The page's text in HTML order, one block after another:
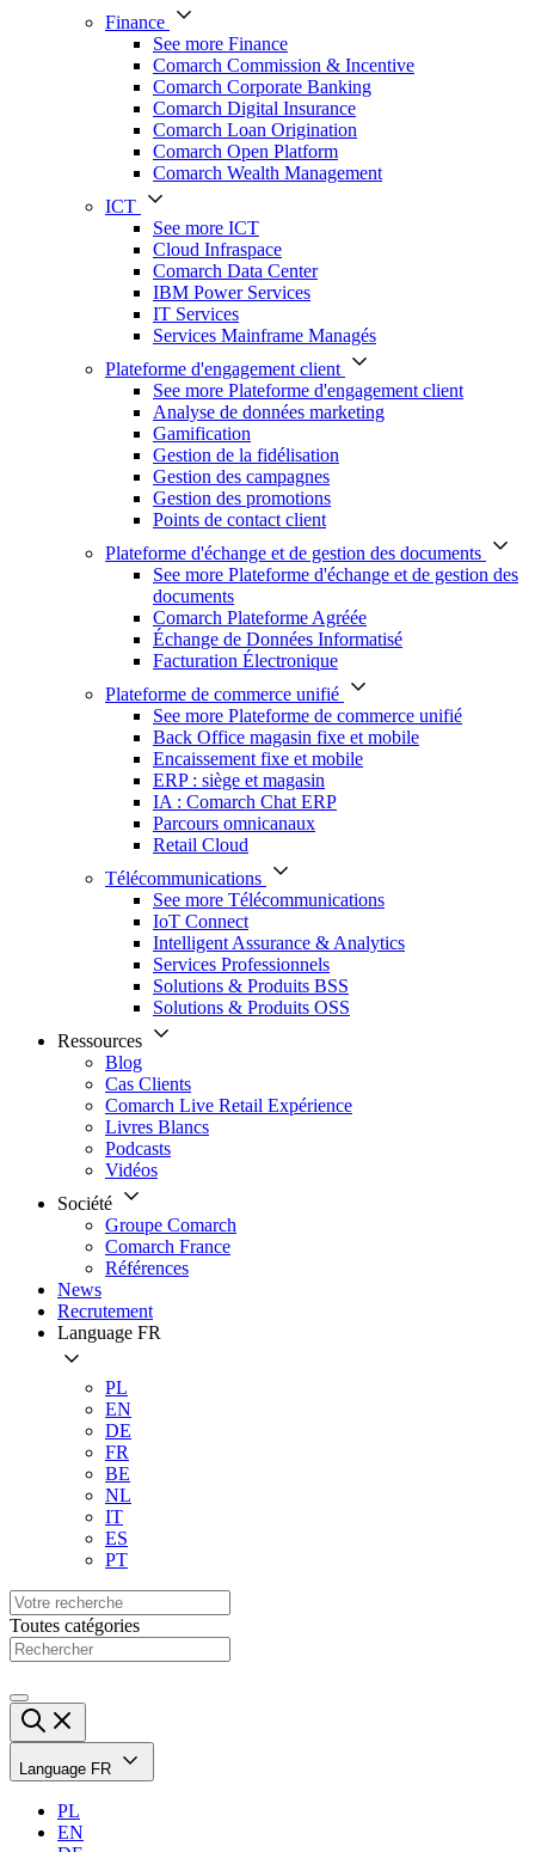
Finance
See more Finance
Comarch Commission & Incentive
Comarch Corporate Banking
Comarch Digital Insurance
Comarch Loan Origination
Comarch Open Platform
Comarch Wealth Management
ICT
See more ICT
Cloud Infraspace
Comarch Data Center
IBM Power Services
IT Services
Services Mainframe Managés
Plateforme d'engagement client
See more Plateforme d'engagement client
Analyse de données marketing
Gamification
Gestion de la fidélisation
Gestion des campagnes
Gestion des promotions
Points de contact client
Plateforme d'échange et de gestion des documents
See more Plateforme d'échange et de gestion des
documents
Comarch Plateforme Agréée
Échange de Données Informatisé
Facturation Électronique
Plateforme de commerce unifié
See more Plateforme de commerce unifié
Back Office magasin fixe et mobile
Encaissement fixe et mobile
ERP : siège et magasin
IA : Comarch Chat ERP
Parcours omnicanaux
Retail Cloud
Télécommunications
See more Télécommunications
IoT Connect
Intelligent Assurance & Analytics
Services Professionnels
Solutions & Produits BSS
Solutions & Produits OSS
Ressources
Blog
Cas Clients
Comarch Live Retail Expérience
Livres Blancs
Podcasts
Vidéos
Société
Groupe Comarch
Comarch France
Références
News
Recrutement
Language FR
PL
EN
DE
FR
BE
NL
IT
ES
PT
Toutes catégories
Language FR
PL
EN